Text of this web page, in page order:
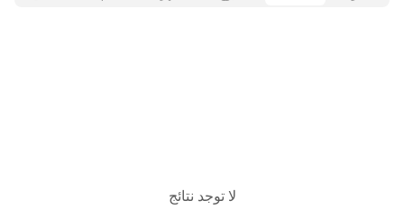
لا توجد نتائج